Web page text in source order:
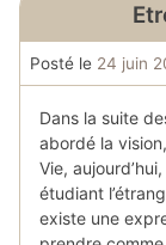
Posté le 24 juin
Dans la suite
abordé la
Vie,
étudiant
existe une